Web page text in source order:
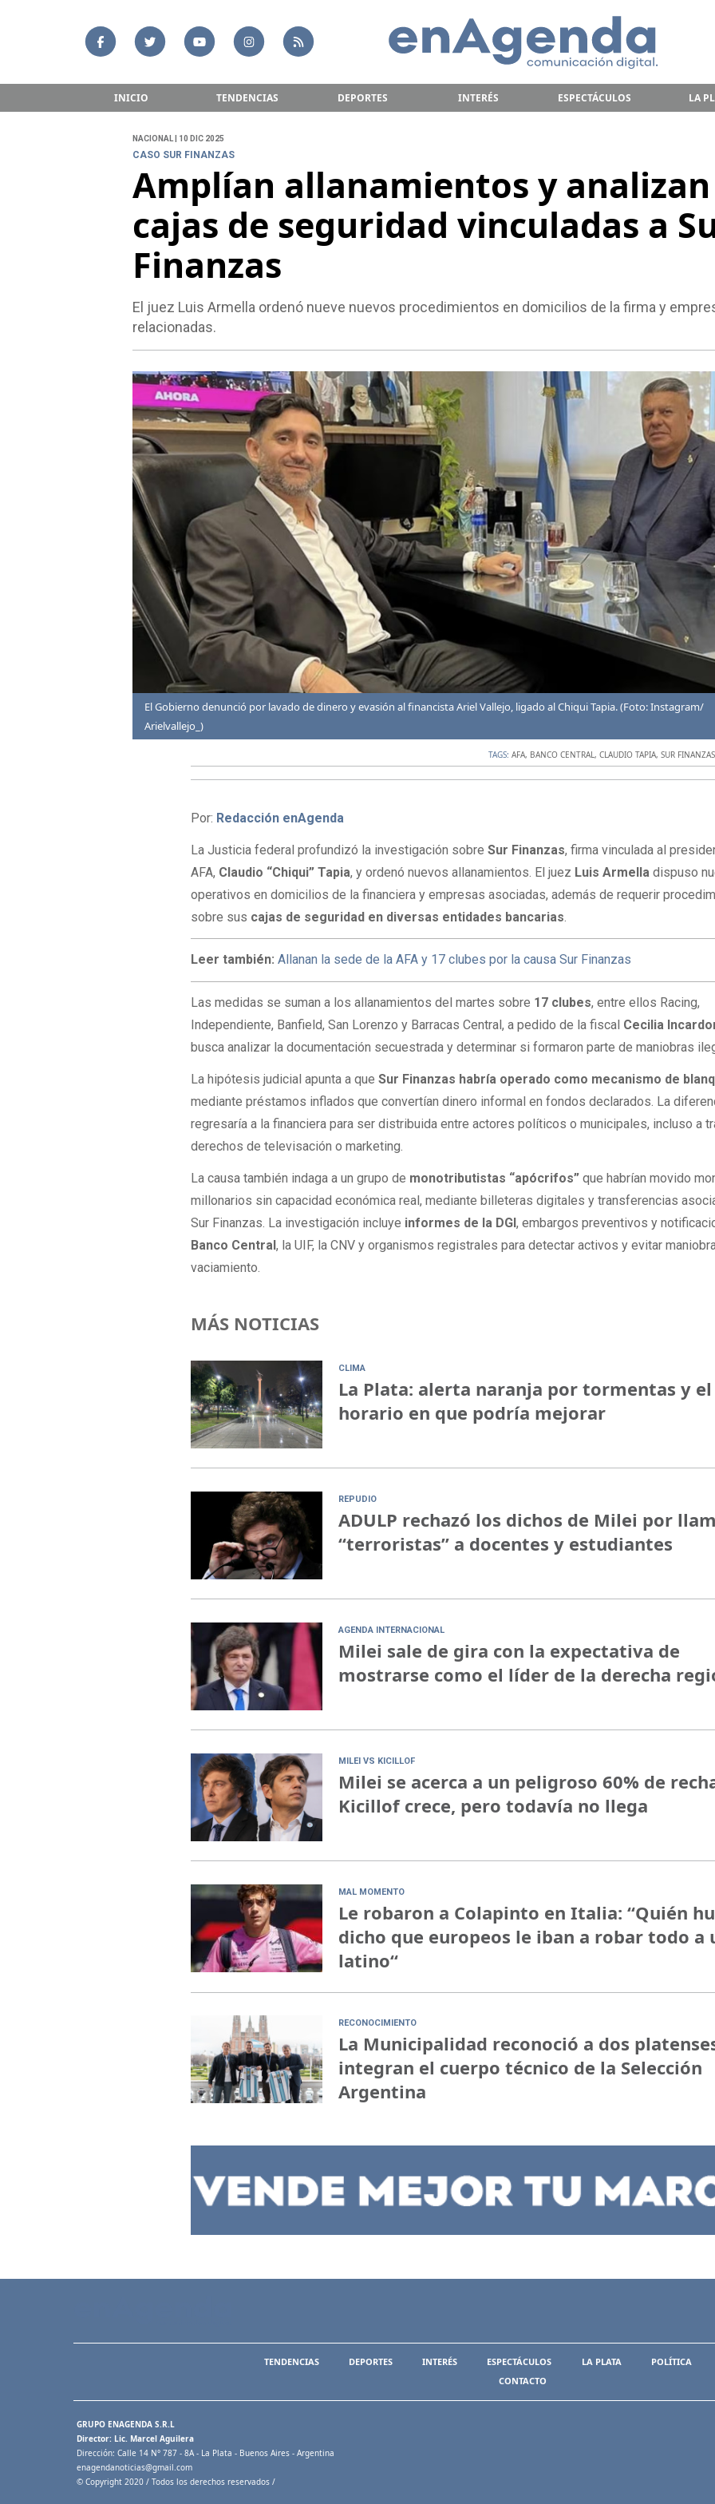
INICIO TENDENCIAS DEPORTES INTERÉS ESPECTÁCULOS LA
NACIONAL | 10 DIC 2025
CASO SUR FINANZAS
Amplían allanamientos y analizan
cajas de seguridad vinculadas a
Finanzas
El juez Luis Armella ordenó nueve nuevos procedimientos en domicilios de la firma y
relacionadas.
El Gobierno denunció por lavado de dinero y evasión al financista Ariel Vallejo, ligado al Chiqui Tapia. (Foto: Instagram/
Arielvallejo_)
TAGS:AFA, BANCO CENTRAL,CLAUDIO TAPIA,SUR FINANZAS
Por: Redacción enAgenda
La Justicia federal profundizó la investigación sobreSur Finanzas, firma vinculada al
AFA, Claudio “Chiqui” Tapia, y ordenó nuevos allanamientos. El juez Luis Armella dispuso
operativos en domicilios de la financiera y empresas asociadas, además de requerir
sobre sus cajas de seguridad en diversas entidades bancarias.
Leer también:Allanan la sede de la AFA y 17 clubes por la causa Sur Finanzas
Las medidas se suman a los allanamientos del martes sobre 17 clubes, entre ellos Racing,
Independiente, Banfield, San Lorenzo y Barracas Central, a pedido de la fiscal Cecilia
busca analizar la documentación secuestrada y determinar si formaron parte de maniobras
La hipótesis judicial apunta a queSur Finanzas habría operado como mecanismo de
mediante préstamos inflados que convertían dinero informal en fondos declarados. La
regresaría a la financiera para ser distribuida entre actores políticos o municipales, incluso a
derechos de televisación o marketing.
La causa también indaga a un grupo de monotributistas “apócrifos” que habrían movido
millonarios sin capacidad económica real, mediante billeteras digitales y transferencias
Sur Finanzas. La investigación incluye informes de la DGI, embargos preventivos y
Banco Central, la UIF, la CNV y organismos registrales para detectar activos y evitar
vaciamiento.
MÁS NOTICIAS
CLIMA
La Plata: alerta naranja por tormentas y el
horario en que podría mejorar
REPUDIO
ADULP rechazó los dichos de Milei por
“terroristas” a docentes y estudiantes
AGENDA INTERNACIONAL
Milei sale de gira con la expectativa de
mostrarse como el líder de la derecha
MILEI VS KICILLOF
Milei se acerca a un peligroso 60% de
Kicillof crece, pero todavía no llega
MAL MOMENTO
Le robaron a Colapinto en Italia: “Quién
dicho que europeos le iban a robar todo a
latino“
RECONOCIMIENTO
La Municipalidad reconoció a dos
integran el cuerpo técnico de la Selección
Argentina
TENDENCIAS DEPORTES INTERÉS ESPECTÁCULOS LA PLATA POLÍTICA
CONTACTO
GRUPO ENAGENDA S.R.L
Director: Lic. Marcel Aguilera
Dirección: Calle 14 N° 787 - 8A - La Plata - Buenos Aires - Argentina
enagendanoticias@gmail.com
© Copyright 2020 / Todos los derechos reservados /